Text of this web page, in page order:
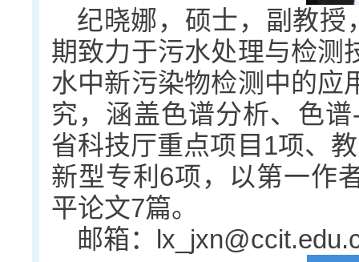
纪晓娜，硕士，副教
期致力于污水处理与检测
水中新污染物检测中的应
究，涵盖色谱分析、色
省科技厅重点项目1项、
新型专利6项，以第一作
平论文7篇。
邮箱：